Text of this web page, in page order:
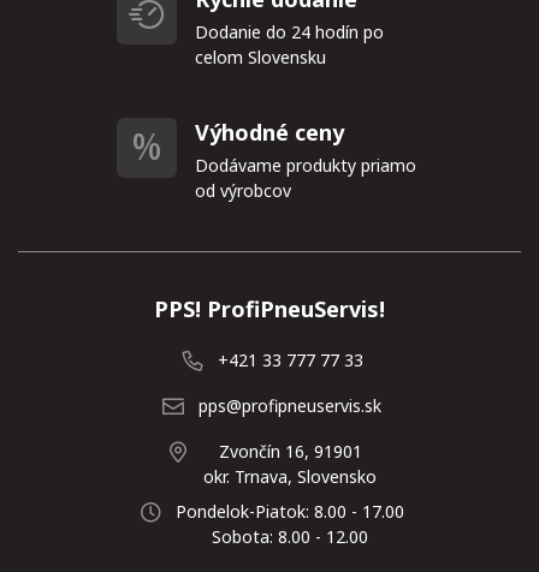
Dodanie do 24 hodín po
celom Slovensku
Výhodné ceny
Dodávame produkty priamo
od výrobcov
PPS! ProfiPneuServis!
+421 33 777 77 33
pps@profipneuservis.sk
Zvončín 16, 91901
okr. Trnava, Slovensko
Pondelok-Piatok: 8.00 - 17.00
Sobota: 8.00 - 12.00